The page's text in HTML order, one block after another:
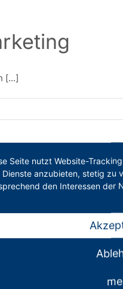
[...]
Seite nutzt Website-
Dienste anzubieten, stetig zu
den Interessen der